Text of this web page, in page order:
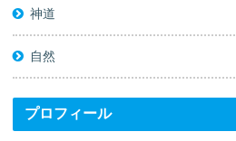
神道
自然
プロフィール